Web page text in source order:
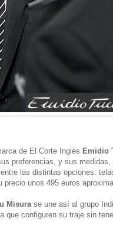
de El Corte Inglés Emidio
preferencias, y sus medidas,
las distintas opciones:
unos 495 euros
Misura se une así al grupo
que configuren su traje sin